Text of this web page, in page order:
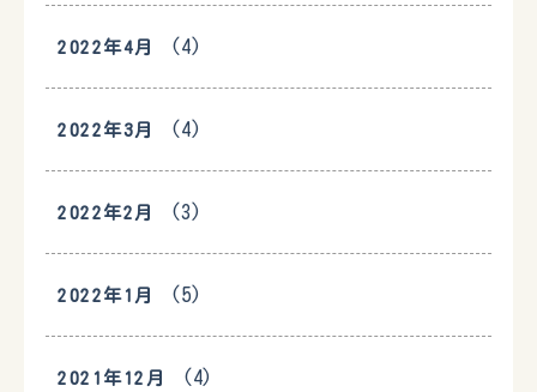
2022年4月 (4)
2022年3月 (4)
2022年2月 (3)
2022年1月 (5)
2021年12月 (4)